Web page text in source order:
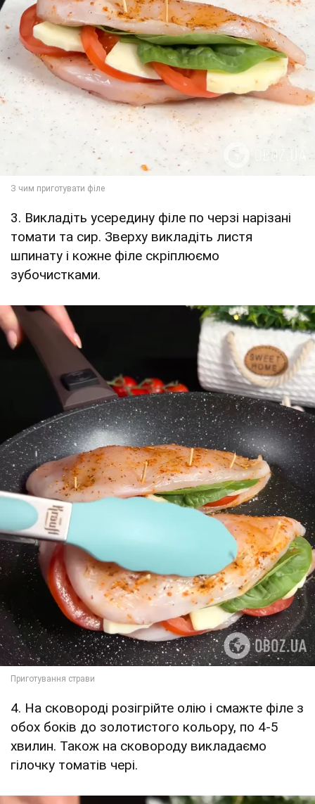
3. Викладіть усередину філе по черзі нарізані
томати та сир. Зверху викладіть листя
шпинату і кожне філе скріплюємо
зубочистками.
4. На сковороді розігрійте олію і смажте філе з
обох боків до золотистого кольору, по 4-5
хвилин. Також на сковороду викладаємо
гілочку томатів чері.